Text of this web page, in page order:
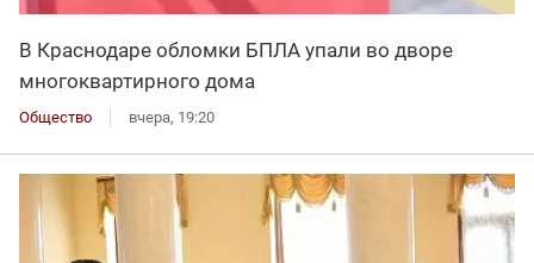
В Краснодаре обломки БПЛА упали во дворе
многоквартирного дома
Общество вчера, 19:20